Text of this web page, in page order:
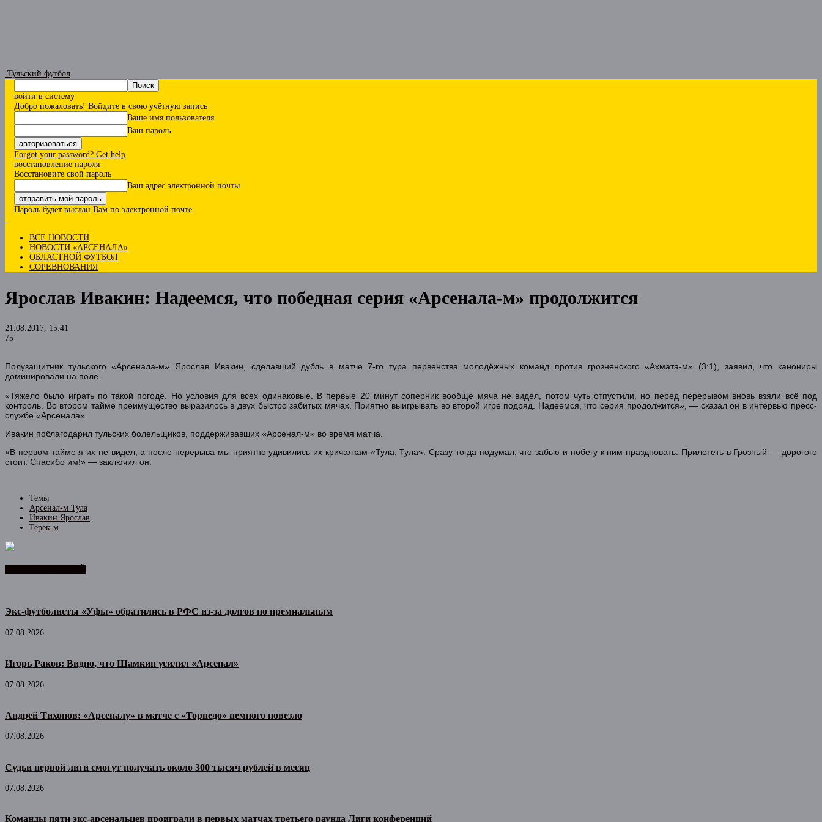
Тульский футбол
войти в систему
Добро пожаловать! Войдите в свою учётную запись
Ваше имя пользователя
Ваш пароль
Forgot your password? Get help
восстановление пароля
Восстановите свой пароль
Ваш адрес электронной почты
Пароль будет выслан Вам по электронной почте.
ВСЕ НОВОСТИ
НОВОСТИ «АРСЕНАЛА»
ОБЛАСТНОЙ ФУТБОЛ
СОРЕВНОВАНИЯ
Ярослав Ивакин: Надеемся, что победная серия «Арсенала-м» продолжится
21.08.2017, 15:41
75
Полузащитник тульского «Арсенала-м» Ярослав Ивакин, сделавший дубль в матче 7-го тура первенства молодёжных команд против грозненского «Ахмата-м» (3:1), заявил, что канониры
доминировали на поле.
«Тяжело было играть по такой погоде. Но условия для всех одинаковые. В первые 20 минут соперник вообще мяча не видел, потом чуть отпустили, но перед перерывом вновь взяли всё под
контроль. Во втором тайме преимущество выразилось в двух быстро забитых мячах. Приятно выигрывать во второй игре подряд. Надеемся, что серия продолжится», — сказал он в интервью пресс-
службе «Арсенала».
Ивакин поблагодарил тульских болельщиков, поддерживавших «Арсенал-м» во время матча.
«В первом тайме я их не видел, а после перерыва мы приятно удивились их кричалкам «Тула, Тула». Сразу тогда подумал, что забью и побегу к ним праздновать. Прилететь в Грозный — дорогого
стоит. Спасибо им!» — заключил он.
Темы
Арсенал-м Тула
Ивакин Ярослав
Терек-м
Экс-футболисты «Уфы» обратились в РФС из-за долгов по премиальным
07.08.2026
Игорь Раков: Видно, что Шамкин усилил «Арсенал»
07.08.2026
Андрей Тихонов: «Арсеналу» в матче с «Торпедо» немного повезло
07.08.2026
Судьи первой лиги смогут получать около 300 тысяч рублей в месяц
07.08.2026
Команды пяти экс-арсенальцев проиграли в первых матчах третьего раунда Лиги конференций